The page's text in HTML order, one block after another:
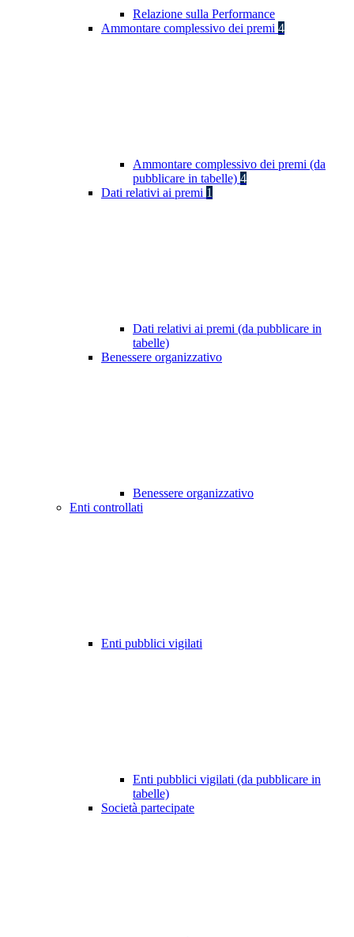
Relazione sulla Performance
Ammontare complessivo dei premi 4
Ammontare complessivo dei premi (da
pubblicare in tabelle) 4
Dati relativi ai premi 1
Dati relativi ai premi (da pubblicare in
tabelle)
Benessere organizzativo
Benessere organizzativo
Enti controllati
Enti pubblici vigilati
Enti pubblici vigilati (da pubblicare in
tabelle)
Società partecipate